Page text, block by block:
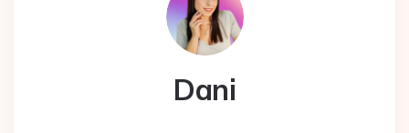
Dani